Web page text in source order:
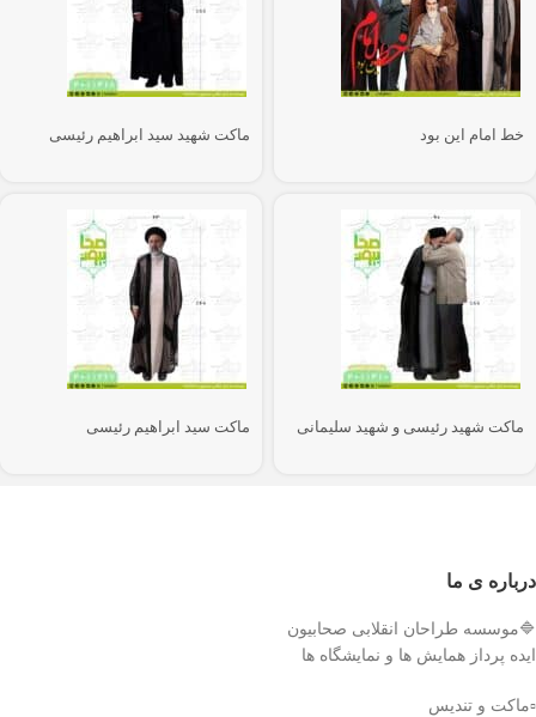
خط امام این بود ماکت شهید سید ابراهیم رئیسی
ماکت شهید رئیسی و شهید سلیمانی ماکت سید ابراهیم رئیسی
درباره ی ما
🔷موسسه طراحان انقلابی صحابیون
ایده پرداز همایش ها و نمایشگاه ها
▫️ماکت و تندیس